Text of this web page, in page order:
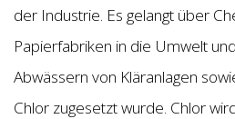
der Industrie. Es gelangt über
Papierfabriken in die Umwelt
Abwässern von Kläranlagen
Chlor zugesetzt wurde. Chlor